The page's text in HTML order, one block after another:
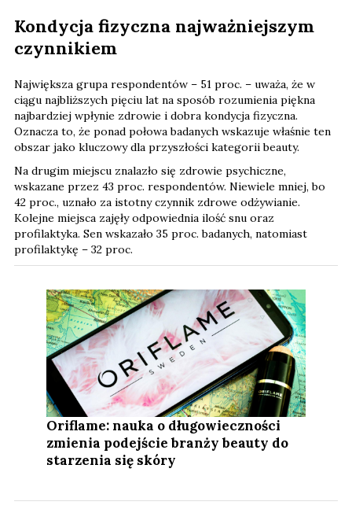
Kondycja fizyczna najważniejszym
czynnikiem
Największa grupa respondentów – 51 proc. – uważa, że w
ciągu najbliższych pięciu lat na sposób rozumienia piękna
najbardziej wpłynie zdrowie i dobra kondycja fizyczna.
Oznacza to, że ponad połowa badanych wskazuje właśnie ten
obszar jako kluczowy dla przyszłości kategorii beauty.
Na drugim miejscu znalazło się zdrowie psychiczne,
wskazane przez 43 proc. respondentów. Niewiele mniej, bo
42 proc., uznało za istotny czynnik zdrowe odżywianie.
Kolejne miejsca zajęły odpowiednia ilość snu oraz
profilaktyka. Sen wskazało 35 proc. badanych, natomiast
profilaktykę – 32 proc.
Oriflame: nauka o długowieczności
zmienia podejście branży beauty do
starzenia się skóry